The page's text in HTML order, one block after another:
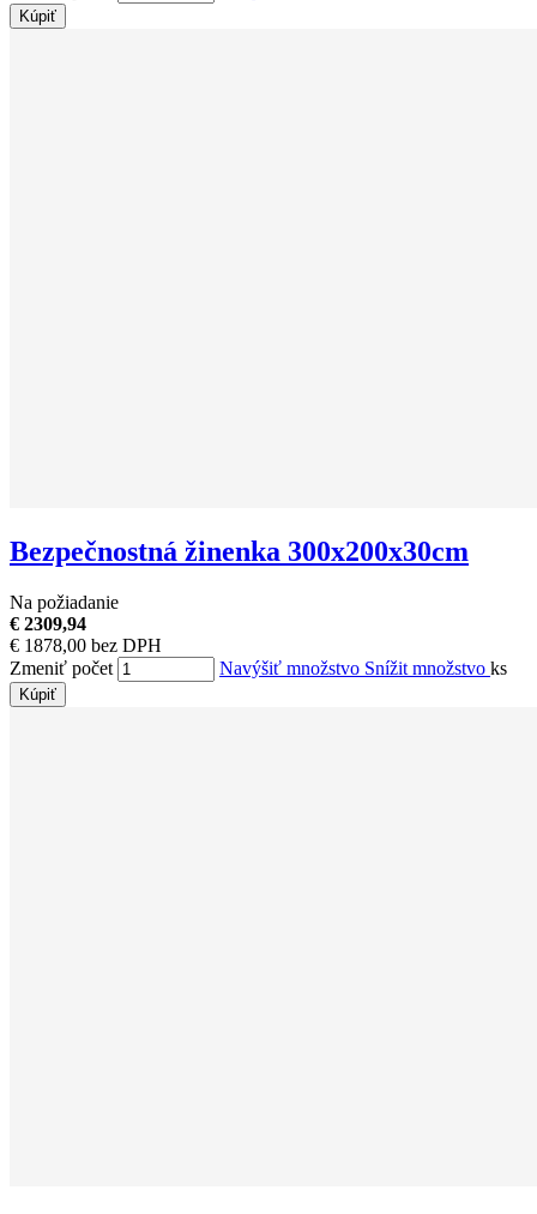
Kúpiť
Bezpečnostná žinenka 300x200x30cm
Na požiadanie
€ 2309,94
€ 1878,00 bez DPH
Zmeniť počet
Navýšiť množstvo Snížit množstvo ks
Kúpiť